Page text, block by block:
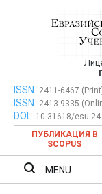
Евразийский
ISSN: 2411-6467
ISSN: 2413-9335
DOI:
10.31618/
ПУБЛИКАЦИЯ В
SCOPUS
MENU